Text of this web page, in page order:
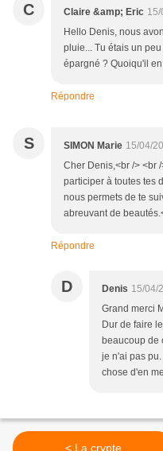
C Claire &amp; Eric
Hello Denis, nous
pluie... Tu étais un
épargné ? Quoiqu'il
Répondre
S SIMON Marie 15/04/
Cher Denis,<br /> <br
participer à toutes tes
nous permets de te
abreuvant de
Répondre
D Denis 15/04/
Grand merci
Dur de faire
beaucoup de
je n'ai pas
chose d'en
< La crypte